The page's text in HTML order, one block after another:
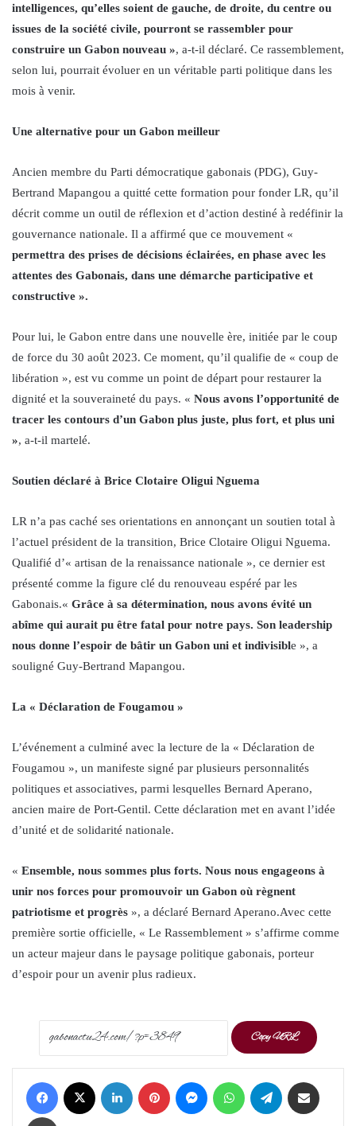
intelligences, qu’elles soient de gauche, de droite, du centre ou
issues de la société civile, pourront se rassembler pour
construire un Gabon nouveau », a-t-il déclaré. Ce rassemblement,
selon lui, pourrait évoluer en un véritable parti politique dans les
mois à venir.
Une alternative pour un Gabon meilleur
Ancien membre du Parti démocratique gabonais (PDG), Guy-
Bertrand Mapangou a quitté cette formation pour fonder LR, qu’il
décrit comme un outil de réflexion et d’action destiné à redéfinir la
gouvernance nationale. Il a affirmé que ce mouvement «
permettra des prises de décisions éclairées, en phase avec les
attentes des Gabonais, dans une démarche participative et
constructive ».
Pour lui, le Gabon entre dans une nouvelle ère, initiée par le coup
de force du 30 août 2023. Ce moment, qu’il qualifie de « coup de
libération », est vu comme un point de départ pour restaurer la
dignité et la souveraineté du pays. « Nous avons l’opportunité de
tracer les contours d’un Gabon plus juste, plus fort, et plus uni
», a-t-il martelé.
Soutien déclaré à Brice Clotaire Oligui Nguema
LR n’a pas caché ses orientations en annonçant un soutien total à
l’actuel président de la transition, Brice Clotaire Oligui Nguema.
Qualifié d’« artisan de la renaissance nationale », ce dernier est
présenté comme la figure clé du renouveau espéré par les
Gabonais.« Grâce à sa détermination, nous avons évité un
abîme qui aurait pu être fatal pour notre pays. Son leadership
nous donne l’espoir de bâtir un Gabon uni et indivisible », a
souligné Guy-Bertrand Mapangou.
La « Déclaration de Fougamou »
L’événement a culminé avec la lecture de la « Déclaration de
Fougamou », un manifeste signé par plusieurs personnalités
politiques et associatives, parmi lesquelles Bernard Aperano,
ancien maire de Port-Gentil. Cette déclaration met en avant l’idée
d’unité et de solidarité nationale.
« Ensemble, nous sommes plus forts. Nous nous engageons à
unir nos forces pour promouvoir un Gabon où règnent
patriotisme et progrès », a déclaré Bernard Aperano.Avec cette
première sortie officielle, « Le Rassemblement » s’affirme comme
un acteur majeur dans le paysage politique gabonais, porteur
d’espoir pour un avenir plus radieux.
Copy URL
Facebook LinkedIn Pinterest Messenger WhatsApp Telegram
Print